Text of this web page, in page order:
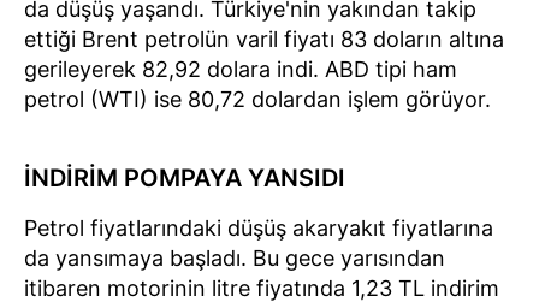
da düşüş yaşandı. Türkiye'nin yakından takip
ettiği Brent petrolün varil fiyatı 83 doların altına
gerileyerek 82,92 dolara indi. ABD tipi ham
petrol (WTI) ise 80,72 dolardan işlem görüyor.
İNDİRİM POMPAYA YANSIDI
Petrol fiyatlarındaki düşüş akaryakıt fiyatlarına
da yansımaya başladı. Bu gece yarısından
itibaren motorinin litre fiyatında 1,23 TL indirim